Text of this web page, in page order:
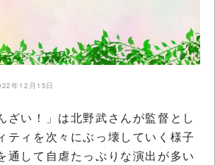
年12月15日
ざい！」は北野武さんが監督とし
ティを次々にぶっ壊していく様子
通して自虐たっぷりな演出が多い